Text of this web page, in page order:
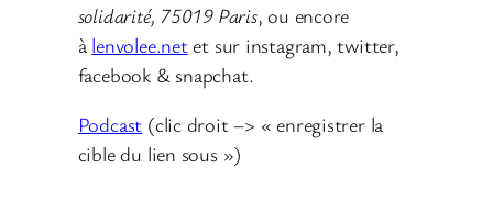
solidarité, 75019 Paris, ou encore
à lenvolee.netet sur instagram, twitter,
facebook & snapchat.
Podcast (clic droit –> « enregistrer la
cible du lien sous »)